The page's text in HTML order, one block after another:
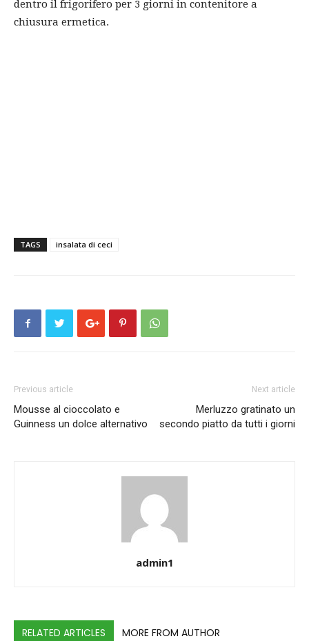
dentro il frigorifero per 3 giorni in contenitore a
chiusura ermetica.
TAGS insalata di ceci
Previous article
Mousse al cioccolato e
Guinness un dolce alternativo
Next article
Merluzzo gratinato un
secondo piatto da tutti i giorni
admin1
RELATED ARTICLES MORE FROM AUTHOR